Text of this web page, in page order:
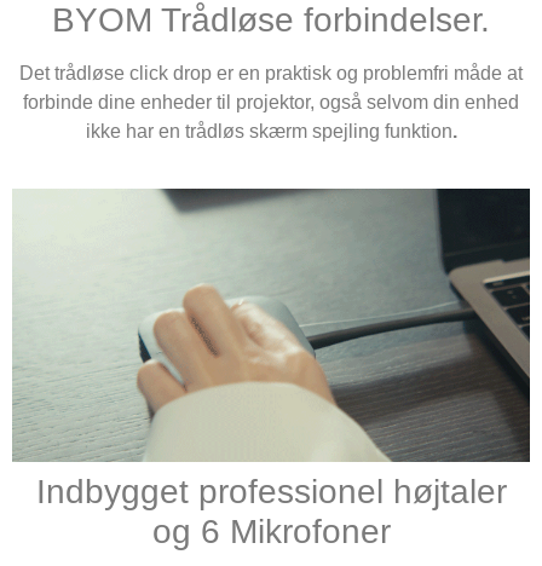
BYOM Trådløse forbindelser.
Det trådløse click drop er en praktisk og problemfri måde at
forbinde dine enheder til projektor, også selvom din enhed
ikke har en trådløs skærm spejling funktion.
Indbygget professionel højtaler
og 6 Mikrofoner